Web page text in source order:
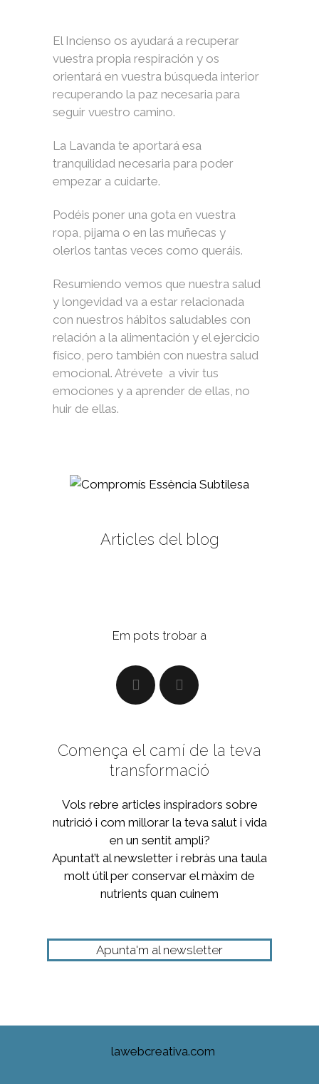
El Incienso os ayudará a recuperar
vuestra propia respiración y os
orientará en vuestra búsqueda interior
recuperando la paz necesaria para
seguir vuestro camino.
La Lavanda te aportará esa
tranquilidad necesaria para poder
empezar a cuidarte.
Podéis poner una gota en vuestra
ropa, pijama o en las muñecas y
olerlos tantas veces como queráis.
Resumiendo vemos que nuestra salud
y longevidad va a estar relacionada
con nuestros hábitos saludables con
relación a la alimentación y el ejercicio
físico, pero también con nuestra salud
emocional. Atrévete a vivir tus
emociones y a aprender de ellas, no
huir de ellas.
Articles del blog
Em pots trobar a
Comença el camí de la teva
transformació
Vols rebre articles inspiradors sobre
nutrició i com millorar la teva salut i vida
en un sentit ampli?
Apuntat’t al newsletter i rebràs una taula
molt útil per conservar el màxim de
nutrients quan cuinem
Apunta'm al newsletter
lawebcreativa.com